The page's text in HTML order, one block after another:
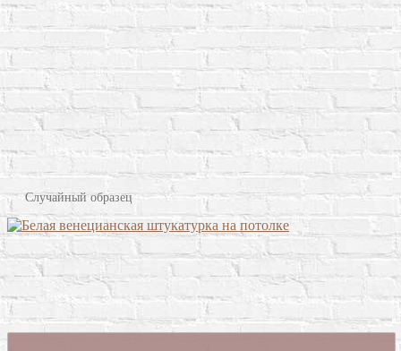
Случайный образец